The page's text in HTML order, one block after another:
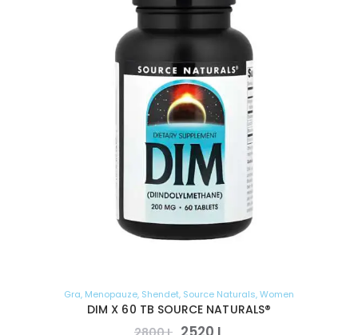
Gra, Menopauze, Shendet, Source Naturals,Women
DIM X 60 TB SOURCE NATURALS®